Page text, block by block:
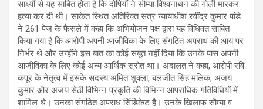
साक्ष्यों से यह साबित होता है कि दोषियों ने सौम्या विश्वनाथन की गोली मारकर
हत्या कर दी थी। साकेत स्थित अतिरिक्त सत्र न्यायाधीश रवींद्र कुमार पांडे
ने 261 पेज के फैसले में कहा कि अभियोजन पक्ष द्वारा यह विधिवत साबित
किया गया है कि आरोपी अपनी आजीविका के लिए संगठित अपराध की आय पर
निर्भर थे और उन्होंने इस बात का कोई सबूत नहीं दिया कि उनके पास अपनी
आजीविका के लिए कोई अन्य आर्थिक स्रोत था। अदालत ने कहा, आरोपी रवि
कपूर के नेतृत्व में इसके सदस्य अमित शुक्ला, बलजीत सिंह मलिक, अजय
कुमार और अजय सेठी विभिन्न प्रकृति की विभिन्न आपराधिक गतिविधियों में
शामिल थे। उनका संगठित अपराध सिंडिकेट है। उनके खिलाफ सौम्या व